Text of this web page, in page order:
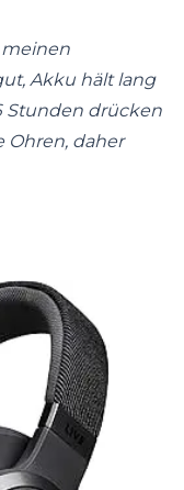
meinen
Akku hält lang
Stunden drücken
Ohren, daher